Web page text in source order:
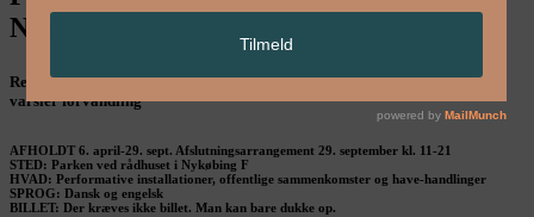
Når naturen performer
Rewilding af parken ved rådhuset i Nykøbing F, hvor månen og stjernerne
varsler forvandling
AFHOLDT 6. april-29. sept. Afslutningsarrangement 29. september kl. 11-21
STED: Parken ved rådhuset i Nykøbing F
HVAD: Performative installationer, offentlige sammenkomster og have-handlinger
SPROG: Dansk og engelsk
BILLET: Der kræves ikke billet. Man kan bare dukke op.